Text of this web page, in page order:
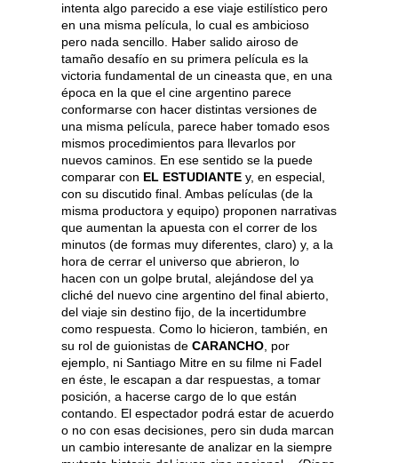
intenta algo parecido a ese viaje estilístico pero
en una misma película, lo cual es ambicioso
pero nada sencillo. Haber salido airoso de
tamaño desafío en su primera película es la
victoria fundamental de un cineasta que, en una
época en la que el cine argentino parece
conformarse con hacer distintas versiones de
una misma película, parece haber tomado esos
mismos procedimientos para llevarlos por
nuevos caminos. En ese sentido se la puede
comparar con EL ESTUDIANTE y, en especial,
con su discutido final. Ambas películas (de la
misma productora y equipo) proponen narrativas
que aumentan la apuesta con el correr de los
minutos (de formas muy diferentes, claro) y, a la
hora de cerrar el universo que abrieron, lo
hacen con un golpe brutal, alejándose del ya
cliché del nuevo cine argentino del final abierto,
del viaje sin destino fijo, de la incertidumbre
como respuesta. Como lo hicieron, también, en
su rol de guionistas de CARANCHO, por
ejemplo, ni Santiago Mitre en su filme ni Fadel
en éste, le escapan a dar respuestas, a tomar
posición, a hacerse cargo de lo que están
contando. El espectador podrá estar de acuerdo
o no con esas decisiones, pero sin duda marcan
un cambio interesante de analizar en la siempre